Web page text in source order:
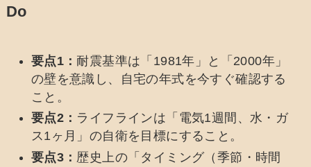
Do
要点1： 耐震基準は「1981年」と「2000年」
の壁を意識し、自宅の年式を今すぐ確認する
こと。
要点2： ライフラインは「電気1週間、水・ガ
ス1ヶ月」の自衛を目標にすること。
要点3： 歴史上の「タイミング（季節・時間